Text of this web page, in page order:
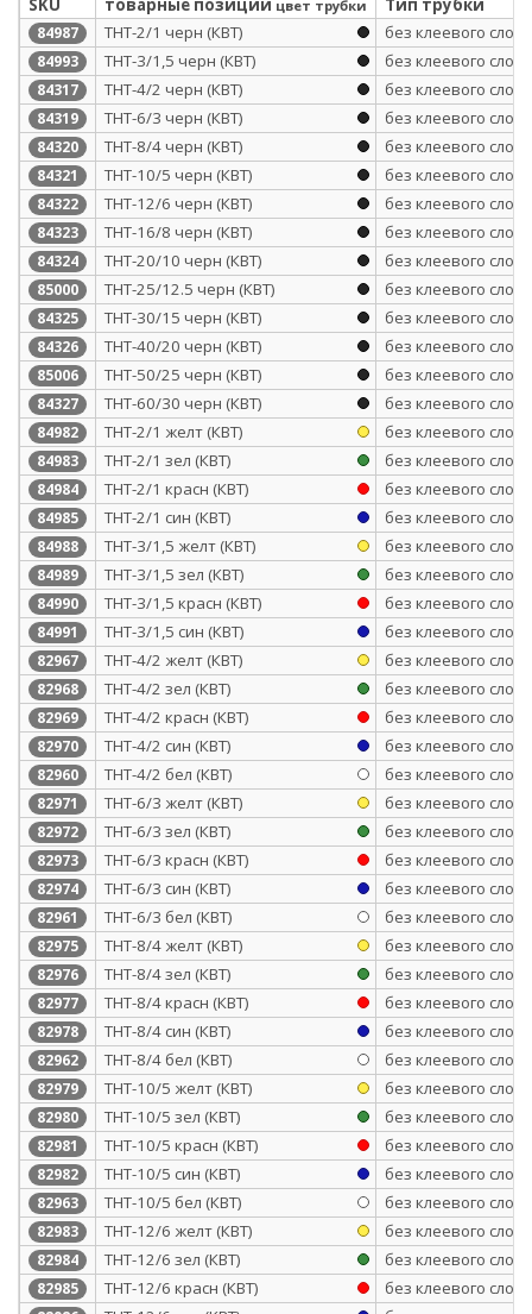
SKU товарные позиции цвет трубки Тип трубки
84987 ТНТ-2/1 черн (КВТ) без клеевого слоя
84993 ТНТ-3/1,5 черн (КВТ) без клеевого слоя
84317 ТНТ-4/2 черн (КВТ) без клеевого слоя
84319 ТНТ-6/3 черн (КВТ) без клеевого слоя
84320 ТНТ-8/4 черн (КВТ) без клеевого слоя
84321 ТНТ-10/5 черн (КВТ) без клеевого слоя
84322 ТНТ-12/6 черн (КВТ) без клеевого слоя
84323 ТНТ-16/8 черн (КВТ) без клеевого слоя
84324 ТНТ-20/10 черн (КВТ) без клеевого слоя
85000 ТНТ-25/12.5 черн (КВТ) без клеевого слоя
84325 ТНТ-30/15 черн (КВТ) без клеевого слоя
84326 ТНТ-40/20 черн (КВТ) без клеевого слоя
85006 ТНТ-50/25 черн (КВТ) без клеевого слоя
84327 ТНТ-60/30 черн (КВТ) без клеевого слоя
84982 ТНТ-2/1 желт (КВТ) без клеевого слоя
84983 ТНТ-2/1 зел (КВТ) без клеевого слоя
84984 ТНТ-2/1 красн (КВТ) без клеевого слоя
84985 ТНТ-2/1 син (КВТ) без клеевого слоя
84988 ТНТ-3/1,5 желт (КВТ) без клеевого слоя
84989 ТНТ-3/1,5 зел (КВТ) без клеевого слоя
84990 ТНТ-3/1,5 красн (КВТ) без клеевого слоя
84991 ТНТ-3/1,5 син (КВТ) без клеевого слоя
82967 ТНТ-4/2 желт (КВТ) без клеевого слоя
82968 ТНТ-4/2 зел (КВТ) без клеевого слоя
82969 ТНТ-4/2 красн (КВТ) без клеевого слоя
82970 ТНТ-4/2 син (КВТ) без клеевого слоя
82960 ТНТ-4/2 бел (КВТ) без клеевого слоя
82971 ТНТ-6/3 желт (КВТ) без клеевого слоя
82972 ТНТ-6/3 зел (КВТ) без клеевого слоя
82973 ТНТ-6/3 красн (КВТ) без клеевого слоя
82974 ТНТ-6/3 син (КВТ) без клеевого слоя
82961 ТНТ-6/3 бел (КВТ) без клеевого слоя
82975 ТНТ-8/4 желт (КВТ) без клеевого слоя
82976 ТНТ-8/4 зел (КВТ) без клеевого слоя
82977 ТНТ-8/4 красн (КВТ) без клеевого слоя
82978 ТНТ-8/4 син (КВТ) без клеевого слоя
82962 ТНТ-8/4 бел (КВТ) без клеевого слоя
82979 ТНТ-10/5 желт (КВТ) без клеевого слоя
82980 ТНТ-10/5 зел (КВТ) без клеевого слоя
82981 ТНТ-10/5 красн (КВТ) без клеевого слоя
82982 ТНТ-10/5 син (КВТ) без клеевого слоя
82963 ТНТ-10/5 бел (КВТ) без клеевого слоя
82983 ТНТ-12/6 желт (КВТ) без клеевого слоя
82984 ТНТ-12/6 зел (КВТ) без клеевого слоя
82985 ТНТ-12/6 красн (КВТ) без клеевого слоя